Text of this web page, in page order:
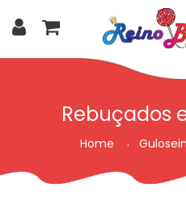
Rebuçados
Home